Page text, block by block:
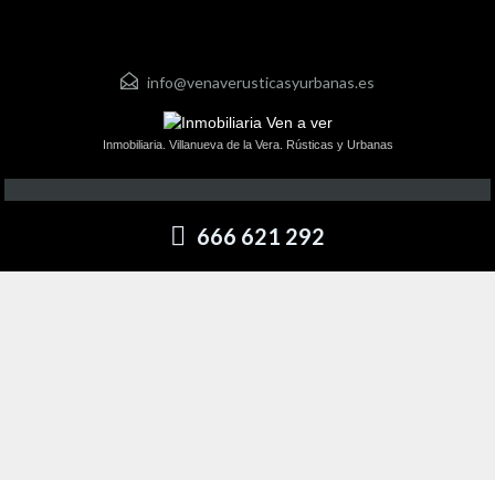
info@venaverusticasyurbanas.es
Inmobiliaria. Villanueva de la Vera. Rústicas y Urbanas
666 621 292